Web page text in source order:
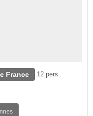
France 12 pers.